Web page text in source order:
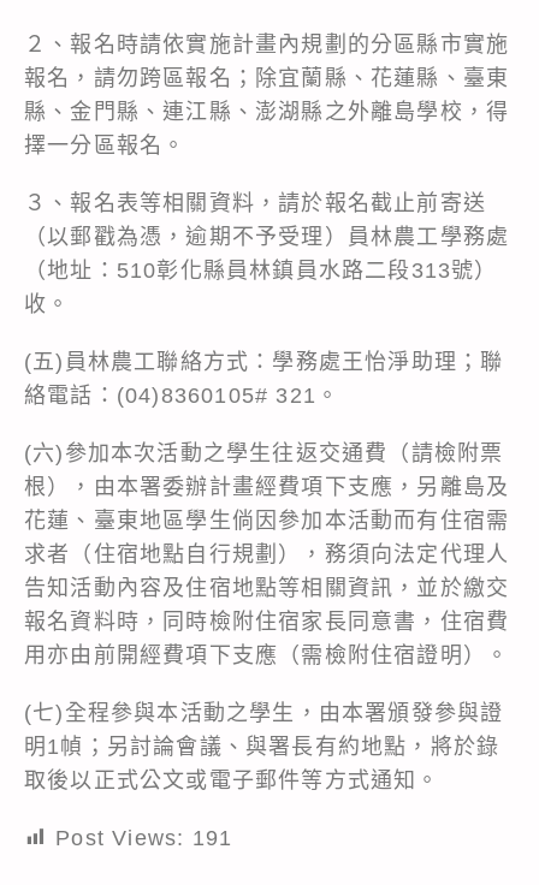
２、報名時請依實施計畫內規劃的分區縣市實施
報名，請勿跨區報名；除宜蘭縣、花蓮縣、臺東
縣、金門縣、連江縣、澎湖縣之外離島學校，得
擇一分區報名。
３、報名表等相關資料，請於報名截止前寄送
（以郵戳為憑，逾期不予受理）員林農工學務處
（地址：510彰化縣員林鎮員水路二段313號）
收。
(五)員林農工聯絡方式：學務處王怡淨助理；聯
絡電話：(04)8360105# 321。
(六)參加本次活動之學生往返交通費（請檢附票
根），由本署委辦計畫經費項下支應，另離島及
花蓮、臺東地區學生倘因參加本活動而有住宿需
求者（住宿地點自行規劃），務須向法定代理人
告知活動內容及住宿地點等相關資訊，並於繳交
報名資料時，同時檢附住宿家長同意書，住宿費
用亦由前開經費項下支應（需檢附住宿證明）。
(七)全程參與本活動之學生，由本署頒發參與證
明1幀；另討論會議、與署長有約地點，將於錄
取後以正式公文或電子郵件等方式通知。
Post Views: 191